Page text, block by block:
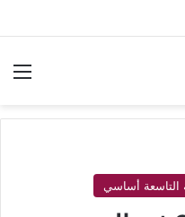
التاسعة أساسي